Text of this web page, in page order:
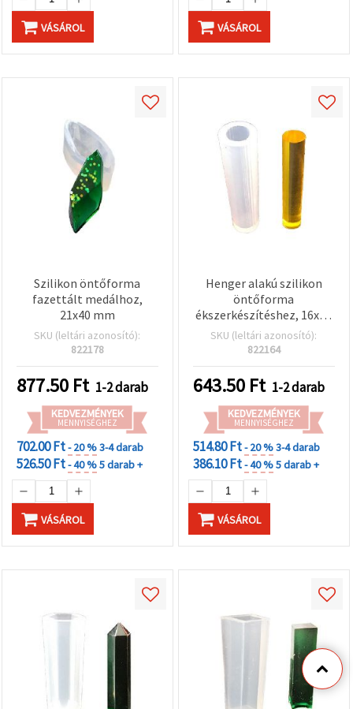
VÁSÁROL VÁSÁROL
Szilikon öntőforma
fazettált medálhoz,
21x40 mm
SKU (leltári azonosító):
822178
877.50 Ft 1-2 darab
KEDVEZMÉNYEK
MENNYISÉGHEZ
702.00 Ft- 20 %3-4 darab
526.50 Ft- 40 %5 darab +
VÁSÁROL
Henger alakú szilikon
öntőforma
ékszerkészítéshez, 16x50
mm
SKU (leltári azonosító):
822164
643.50 Ft 1-2 darab
KEDVEZMÉNYEK
MENNYISÉGHEZ
514.80 Ft- 20 %3-4 darab
386.10 Ft- 40 %5 darab +
VÁSÁROL